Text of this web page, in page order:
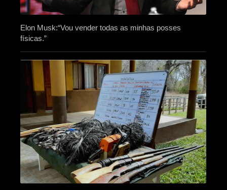
Elon Musk:“Vou vender todas as minhas posses
físicas.”